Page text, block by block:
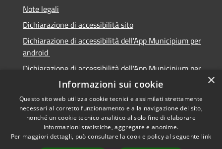
Note legali
Dichiarazione di accessibilità sito
Dichiarazione di accessibilità dell'App Municipium per
android
Dichiarazione di accessibilità dell'App Municipium per
Accessibilità
Copyright © 2026 • Città di
Sabbioneta • Powered by
×
Informazioni sui cookie
Questo sito web utilizza cookie tecnici e assimilati strettamente
necessari al corretto funzionamento e alla navigazione del sito,
nonché un cookie tecnico analitico al solo fine di elaborare
informazioni statistiche, aggregate e anonime.
Per maggiori dettagli, può consultare la cookie policy al seguente link